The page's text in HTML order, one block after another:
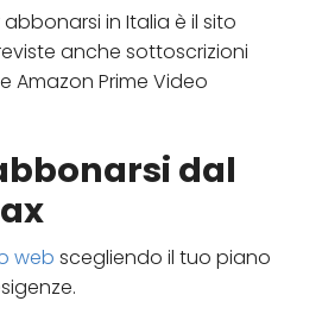
in Italia è il sito
anche sottoscrizioni
Amazon Prime Video
dal
web scegliendo il tuo piano